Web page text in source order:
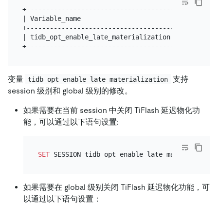
+--------------------------------------+-------+
| Variable_name                        | Value |
+--------------------------------------+-------+
| tidb_opt_enable_late_materialization | ON    |
变量 tidb_opt_enable_late_materialization
支持
session 级别和 global 级别的修改。
如果需要在当前 session 中关闭 TiFlash 延迟物化功
能，可以通过以下语句设置:
SET SESSION
如果需要在 global 级别关闭 TiFlash 延迟物化功能，可
以通过以下语句设置：